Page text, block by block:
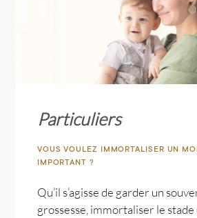
Particuliers
VOUS VOULEZ IMMORTALISER UN
IMPORTANT ?
Qu’il s’agisse de garder un
grossesse, immortaliser le stade